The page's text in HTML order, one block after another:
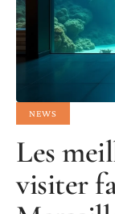
NEWS
Les
visiter